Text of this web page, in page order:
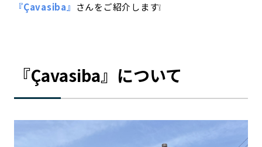
『Çavasiba』 さんをご紹介します❕
『Çavasiba』について